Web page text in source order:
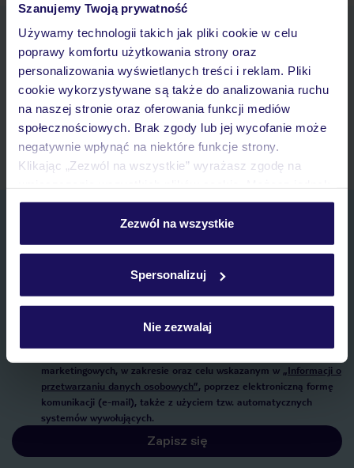
Szanujemy Twoją prywatność
Używamy technologii takich jak pliki cookie w celu
poprawy komfortu użytkowania strony oraz
personalizowania wyświetlanych treści i reklam. Pliki
cookie wykorzystywane są także do analizowania ruchu
na naszej stronie oraz oferowania funkcji mediów
społecznościowych. Brak zgody lub jej wycofanie może
negatywnie wpłynąć na niektóre funkcje strony.
Klikając „Zezwól na wszystkie” wyrażasz zgodę na
personalizować swój wybór wchodząc w zakładkę
Szczegółowe informacje o plikach cookie znajdziesz
Zezwól na wszystkie
Spersonalizuj
Nie zezwalaj
Pobierz bezpłatną aplikację TUI
Szybkie wyszukiwanie i przeglądanie ofert
Lista ulubionych ofert i możliwość ich udostępniania
Historia wyszukiwań i ostatnio oglądanych ofert
Kontakt z TUI i wszystkie informacje o Twojej rezerwacji w
myTUI
Zapisz się do newslettera
marketingowych, w zakresie oraz celu wskazanym w „Informacji o
przetwarzaniu danych osobowych”, poprzez elektroniczną formę
komunikacji (e-mail), także z użyciem tzw. automatycznych
systemów wywołujących.
Zapisz się